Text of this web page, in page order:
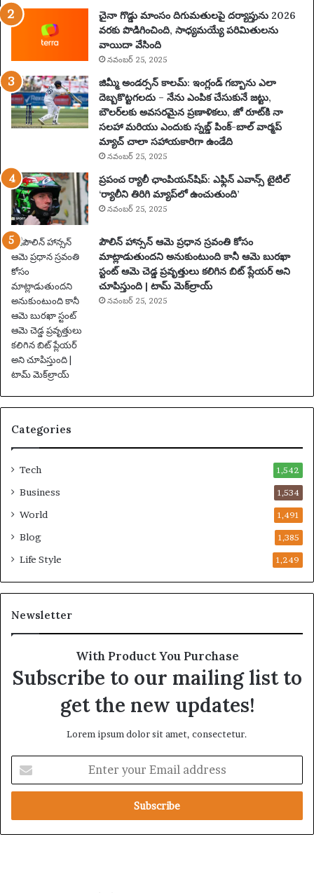
న
గ
వే
ది
క
లు
యు
ము
ఖ్య
సం
ఘ
ట
న
లు
|
ఫు
ట్‌
బా
ల్
వా
ర్త
చైనా గొడ్డు మాంసం దిగుమతులపై దర్యాప్తును 2026
వరకు పొడిగించింది, సాధ్యమయ్యే పరిమితులను
వాయిదా వేసింది
నవంబర్ 25, 2025
జిమ్మీ అండర్సన్ కాలమ్: ఇంగ్లండ్ గబ్బాను ఎలా
దెబ్బకొట్టగలదు – నేను ఎంపిక చేసుకునే జట్టు,
బౌలర్‌లకు అవసరమైన ప్రణాళికలు, జో రూట్‌కి నా
సలహా మరియు ఎందుకు స్నబ్డ్ పింక్-బాల్ వార్మప్
మ్యాచ్ చాలా సహాయకారిగా ఉండేది
నవంబర్ 25, 2025
ప్రపంచ ర్యాలీ ఛాంపియన్‌షిప్: ఎఫ్లిన్ ఎవాన్స్ టైటిల్
‘ర్యాలీని తిరిగి మ్యాప్‌లో ఉంచుతుంది’
నవంబర్ 25, 2025
పౌలిన్ హాన్సన్ ఆమె ప్రధాన స్రవంతి కోసం
మాట్లాడుతుందని అనుకుంటుంది కానీ ఆమె బురఖా
స్టంట్ ఆమె చెడ్డ ప్రవృత్తులు కలిగిన బిట్ ప్లేయర్ అని
చూపిస్తుంది | టామ్ మెక్‌ల్రాయ్
నవంబర్ 25, 2025
Categories
Tech 1,542
Business 1,534
World 1,491
Blog 1,385
Life Style 1,249
Newsletter
With Product You Purchase
Subscribe to our mailing list to
get the new updates!
Lorem ipsum dolor sit amet, consectetur.
t
r
y